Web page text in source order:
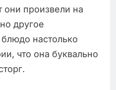
они произвели на
другое
настолько
что она буквально